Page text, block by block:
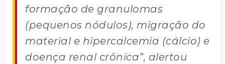
formação de granulomas
(pequenos nódulos), migração do
material e hipercalcemia (cálcio) e
doença renal crônica”, alertou